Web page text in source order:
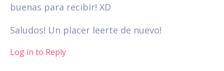
buenas para recibir! XD
Saludos! Un placer leerte de nuevo!
Log in to Reply